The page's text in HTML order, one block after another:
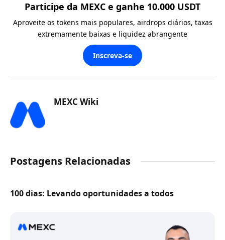
Participe da MEXC e ganhe 10.000 USDT
Aproveite os tokens mais populares, airdrops diários, taxas
extremamente baixas e liquidez abrangente
Inscreva-se
MEXC Wiki
Postagens Relacionadas
100 dias: Levando oportunidades a todos